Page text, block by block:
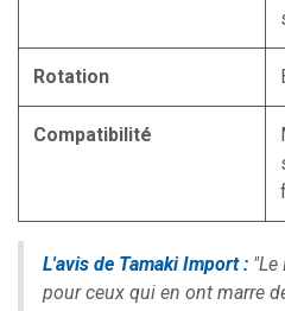
Rotation
Compatibilité
L'avis de Tamaki Import : "Le
pour ceux qui en ont marre